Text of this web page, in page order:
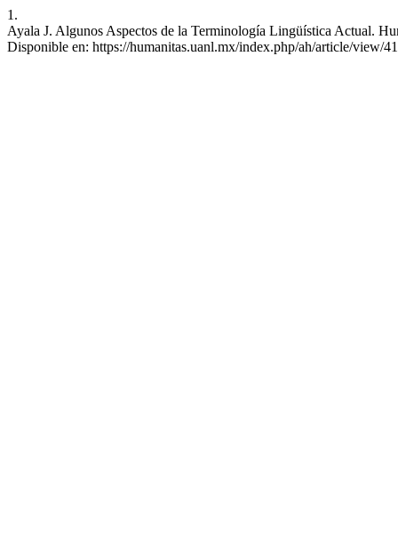
1.
Ayala J. Algunos Aspectos de la Terminología Lingüística Actual.
Disponible en: https://humanitas.uanl.mx/index.php/ah/article/view/